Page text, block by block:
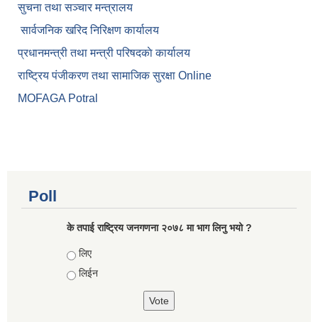
सुचना तथा सञ्चार मन्त्रालय
सार्वजनिक खरिद निरिक्षण कार्यालय
प्रधानमन्त्री तथा मन्त्री परिषदकाे कार्यालय
राष्ट्रिय पंजीकरण तथा सामाजिक सुरक्षा Online
MOFAGA Potral
Poll
के तपाई राष्ट्रिय जनगणना २०७८ मा भाग लिनु भयो ?
Choices
लिए
लिईन